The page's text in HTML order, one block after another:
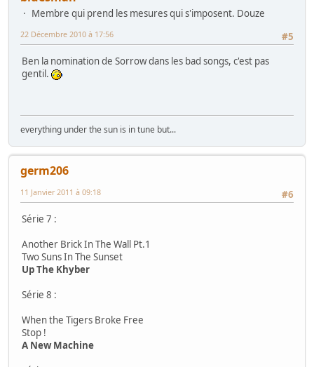
Membre qui prend les mesures qui s'imposent. Douze
#5
22 Décembre 2010 à 17:56
Ben la nomination de Sorrow dans les bad songs, c'est pas
gentil.
everything under the sun is in tune but...
germ206
#6
11 Janvier 2011 à 09:18
Série 7 :
Another Brick In The Wall Pt.1
Two Suns In The Sunset
Up The Khyber
Série 8 :
When the Tigers Broke Free
Stop !
A New Machine